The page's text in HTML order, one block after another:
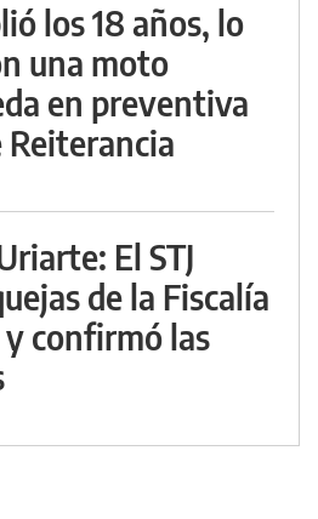
los 18 años, lo
una moto
en preventiva
Reiterancia
El STJ
de la Fiscalía
confirmó las